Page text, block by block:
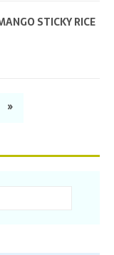
STICKY RICE
»